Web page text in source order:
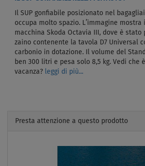
Il SUP gonfiabile posizionato nel
occupa molto spazio. L’immagine
macchina Skoda Octavia III, dove è stato
zaino contenente la tavola D7 Universal
carbonio in dotazione. Il volume del
ben 300 litri e pesa solo 8,5 kg. Vedi che
vacanza? leggi di più...
Presta attenzione a questo prodotto